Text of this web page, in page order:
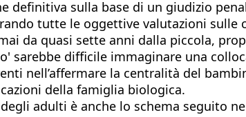
definitiva sulla base di un giudizio
tutte le oggettive valutazioni sulle
da quasi sette anni dalla piccola,
difficile immaginare una
nell’affermare la centralità del
della famiglia biologica.
adulti è anche lo schema seguito